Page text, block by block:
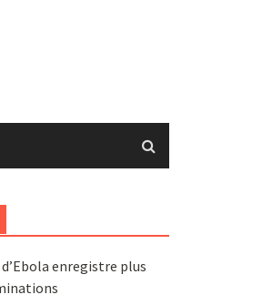
d’Ebola enregistre plus